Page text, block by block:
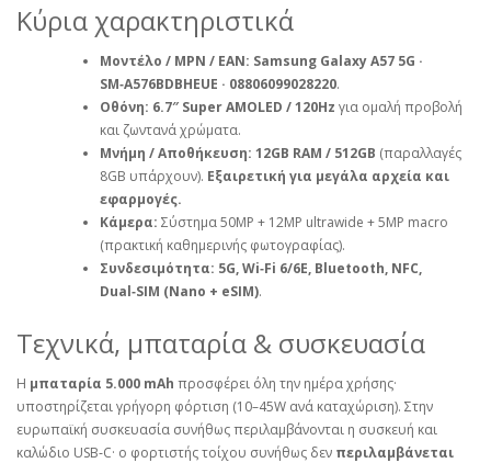
Κύρια χαρακτηριστικά
Μοντέλο / MPN / EAN: Samsung Galaxy A57 5G ·
SM‑A576BDBHEUE · 08806099028220.
Οθόνη: 6.7″ Super AMOLED / 120Hz για ομαλή προβολή
και ζωντανά χρώματα.
Μνήμη / Αποθήκευση: 12GB RAM / 512GB (παραλλαγές
8GB υπάρχουν). Εξαιρετική για μεγάλα αρχεία και
εφαρμογές.
Κάμερα: Σύστημα 50MP + 12MP ultrawide + 5MP macro
(πρακτική καθημερινής φωτογραφίας).
Συνδεσιμότητα: 5G, Wi‑Fi 6/6E, Bluetooth, NFC,
Dual‑SIM (Nano + eSIM).
Τεχνικά, μπαταρία & συσκευασία
Η μπαταρία 5.000 mAh προσφέρει όλη την ημέρα χρήσης·
υποστηρίζεται γρήγορη φόρτιση (10–45W ανά καταχώριση). Στην
ευρωπαϊκή συσκευασία συνήθως περιλαμβάνονται η συσκευή και
καλώδιο USB‑C· ο φορτιστής τοίχου συνήθως δεν περιλαμβάνεται